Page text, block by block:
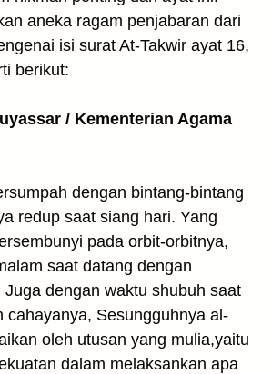
aneka ragam penjabaran dari
isi surat At-Takwir ayat 16,
berikut:
/ Kementerian Agama
dengan bintang-bintang
redup saat siang hari. Yang
pada orbit-orbitnya,
saat datang dengan
Juga dengan waktu shubuh saat
cahayanya, Sesungguhnya al-
oleh utusan yang mulia,yaitu
dalam melaksankan apa